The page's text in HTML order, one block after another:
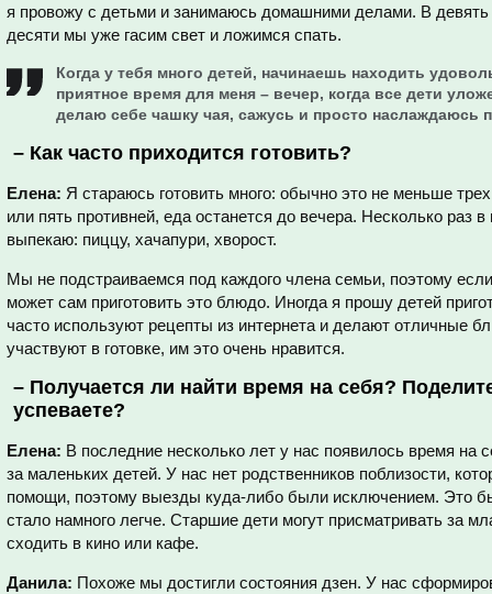
я провожу с детьми и занимаюсь домашними делами. В
десяти мы уже гасим свет и ложимся спать.
Когда у тебя много детей, начинаешь находить
приятное время для меня – вечер, когда все дети
делаю себе чашку чая, сажусь и просто наслаждаюсь
– Как часто приходится готовить?
Елена: Я стараюсь готовить много: обычно это не меньше
или пять противней, еда останется до вечера. Несколько раз
выпекаю: пиццу, хачапури, хворост.
Мы не подстраиваемся под каждого члена семьи, поэтому
может сам приготовить это блюдо. Иногда я прошу детей
часто используют рецепты из интернета и делают отличные
участвуют в готовке, им это очень нравится.
– Получается ли найти время на себя?
успеваете?
Елена: В последние несколько лет у нас появилось время
за маленьких детей. У нас нет родственников поблизости,
помощи, поэтому выезды куда-либо были исключением. Это
стало намного легче. Старшие дети могут присматривать за
сходить в кино или кафе.
Данила: Похоже мы достигли состояния дзен. У нас